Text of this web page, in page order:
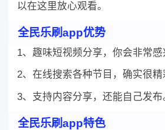
以在这里放心观看。
全民乐刷app优势
1、趣味短视频分享，你会非常感
2、在线搜索各种节目，确实很精
3、支持内容分享，还能自己发布
全民乐刷app特色